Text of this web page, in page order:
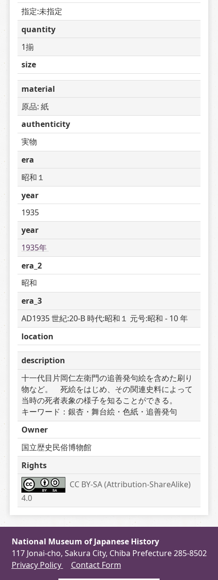
指定:未指定
quantity
1揃
size
material
原品: 紙
authenticity
実物
era
昭和１
year
1935
year
1935年
era_2
昭和
era_3
AD1935 世紀:20-B 時代:昭和１ 元号:昭和 - 10 年
location
description
十一代目片岡仁左衛門の追善発句絵を含めた刷り
物など。　死絵をはじめ、その関連史料によって
当時の死者表象の様子を知ることができる。
キーワード：銀杏・舞台絵・色紙・追善発句
Owner
国立歴史民俗博物館
Rights
CC BY-SA (Attribution-ShareAlike)
4.0
National Museum of Japanese History
117 Jonai-cho, Sakura City, Chiba Prefecture 285-8502
Privacy Policy
Contact Form